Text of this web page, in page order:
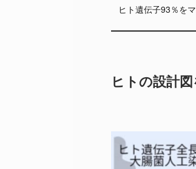
ヒト遺伝子93％を
ヒトの設計